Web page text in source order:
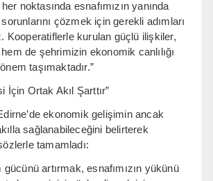
noktasında esnafımızın yanında
çözmek için gerekli adımları
Kooperatiflerle kurulan güçlü ilişkiler,
hem de şehrimizin ekonomik canlılığı
taşımaktadır.”
İçin Ortak Akıl Şarttır”
ekonomik gelişimin ancak
sağlanabileceğini belirterek
tamamladı:
gücünü artırmak, esnafımızın yükünü